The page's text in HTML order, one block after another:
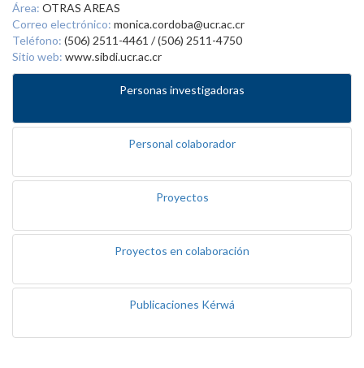
Área: OTRAS AREAS
Correo electrónico: monica.cordoba@ucr.ac.cr
Teléfono: (506) 2511-4461 / (506) 2511-4750
Sitio web: www.sibdi.ucr.ac.cr
Personas investigadoras
Personal colaborador
Proyectos
Proyectos en colaboración
Publicaciones Kérwá